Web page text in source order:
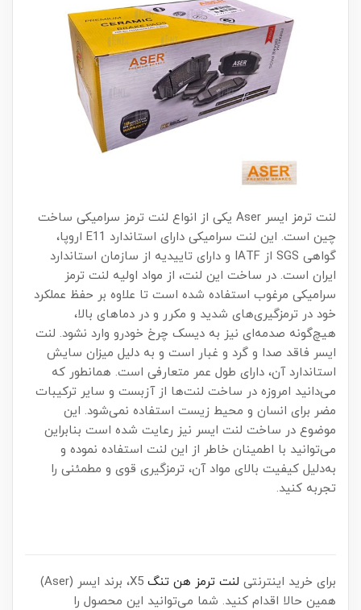
لنت ترمز ایسر Aser یکی از انواع لنت ترمز سرامیکی ساخت
چین است. این لنت سرامیکی دارای استاندارد E11 اروپا،
گواهی SGS از IATF و دارای تاییدیه از سازمان استاندارد
ایران است. در ساخت این لنت، از مواد اولیه لنت ترمز
سرامیکی مرغوب استفاده شده است تا علاوه بر حفظ عملکرد
خود در ترمزگیری‌های شدید و مکرر و در دماهای بالا،
هیچ‌گونه صدمه‌ای نیز به دیسک چرخ خودرو وارد نشود. لنت
ایسر فاقد صدا و گرد و غبار است و به دلیل میزان سایش
استاندارد آن، دارای طول عمر متعارفی است. همانطور که
می‌دانید امروزه در ساخت لنت‌ها از آزبست و سایر ترکیبات
مضر برای انسان و محیط زیست استفاده نمی‌شود. این
موضوع در ساخت لنت ایسر نیز رعایت شده است بنابراین
می‌توانید با اطمینان خاطر از این لنت استفاده نموده و
به‌دلیل کیفیت بالای مواد آن، ترمزگیری قوی و مطمئنی را
تجربه کنید.
برای خرید اینترنتی لنت ترمز هن تنگ
X5، برند ایسر (Aser)
همین حالا اقدام کنید. شما می‌توانید این محصول را